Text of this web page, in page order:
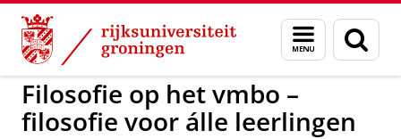
Skip
Content
Skip
Navigation
Menu
en
zoeken
GMW
Filosofie op het vmbo –
filosofie voor álle leerlingen